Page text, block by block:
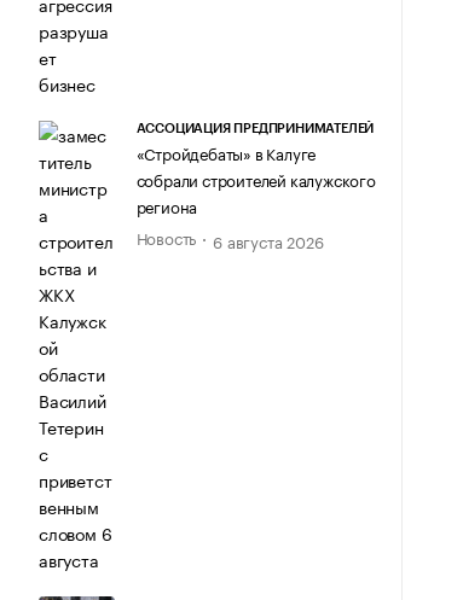
АССОЦИАЦИЯ ПРЕДПРИНИМАТЕЛЕЙ
«Стройдебаты» в Калуге
собрали строителей калужского
региона
Новость
6 августа 2026